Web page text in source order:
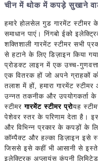
चीन में थोक में कपड़े सुखाने वाली
हमारे होलसेल गुड गारमेंट स्टीमर
समाधान पाएं। निंगबो ईको
शक्तिशाली गारमेंट स्टीमर सभी
से हटाने के लिए डिज़ाइन किया
प्रोडक्ट लाइन में एक उच्च-
एक वितरक हों जो अपने ग्राहकों
तलाश में हों, हमारा गारमेंट
उन्नत तकनीक और उपयोगकर्ता
स्टीमरगारमेंट स्टीमर प्रोयह
पेशेवर स्तर के परिणाम देता है।
और विभिन्न प्रकार के कपड़ों के
कॉम्पैक्ट और हल्का डिज़ाइन इसे
जिससे इसे कहीं भी आसानी से
इलेक्ट्रिक अप्लायंस कंपनी